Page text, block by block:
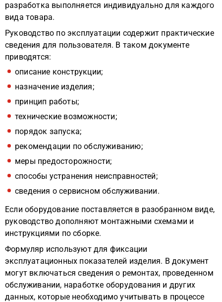
разработка выполняется индивидуально для каждого
вида товара.
Руководство по эксплуатации содержит практические
сведения для пользователя. В таком документе
приводятся:
описание конструкции;
назначение изделия;
принцип работы;
технические возможности;
порядок запуска;
рекомендации по обслуживанию;
меры предосторожности;
способы устранения неисправностей;
сведения о сервисном обслуживании.
Если оборудование поставляется в разобранном виде,
руководство дополняют монтажными схемами и
инструкциями по сборке.
Формуляр используют для фиксации
эксплуатационных показателей изделия. В документ
могут включаться сведения о ремонтах, проведенном
обслуживании, наработке оборудования и других
данных, которые необходимо учитывать в процессе